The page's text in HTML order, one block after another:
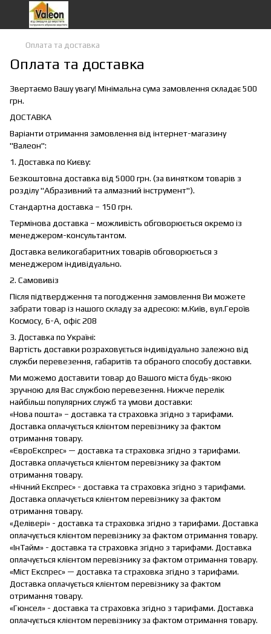
Оплата та доставка
Оплата та доставка
Звертаємо Вашу увагу! Мінімальна сума замовлення складає 500
грн.
ДОСТАВКА
Варіанти отримання замовлення від інтернет-магазину
"Валеон":
1. Доставка по Києву:
Безкоштовна доставка від 5000 грн. (за винятком товарів з
розділу "Абразивний та алмазний інструмент").
Стандартна доставка – 150 грн.
Термінова доставка – можливість обговорюється окремо із
менеджером-консультантом.
Доставка великогабаритних товарів обговорюється з
менеджером індивідуально.
2. Самовивіз
Після підтвердження та погодження замовлення Ви можете
забрати товар із нашого складу за адресою: м.Київ, вул.Героїв
Космосу, 6-А, офіс 208
3. Доставка по Україні:
Вартість доставки розраховується індивідуально залежно від
служби перевезення, габаритів та обраного способу доставки.
Ми можемо доставити товар до Вашого міста будь-якою
зручною для Вас службою перевезення. Нижче перелік
найбільш популярних служб та умови доставки:
«Нова пошта» – доставка та страховка згідно з тарифами.
Доставка оплачується клієнтом перевізнику за фактом
отримання товару.
«ЄвроЕкспрес» — доставка та страховка згідно з тарифами.
Доставка оплачується клієнтом перевізнику за фактом
отримання товару.
«Нічний Експрес» - доставка та страховка згідно з тарифами.
Доставка оплачується клієнтом перевізнику за фактом
отримання товару.
«Делівері» - доставка та страховка згідно з тарифами. Доставка
оплачується клієнтом перевізнику за фактом отримання товару.
«ІнТайм» - доставка та страховка згідно з тарифами. Доставка
оплачується клієнтом перевізнику за фактом отримання товару.
«Міст Експрес» — доставка та страховка згідно з тарифами.
Доставка оплачується клієнтом перевізнику за фактом
отримання товару.
«Гюнсел» - доставка та страховка згідно з тарифами. Доставка
оплачується клієнтом перевізнику за фактом отримання товару.